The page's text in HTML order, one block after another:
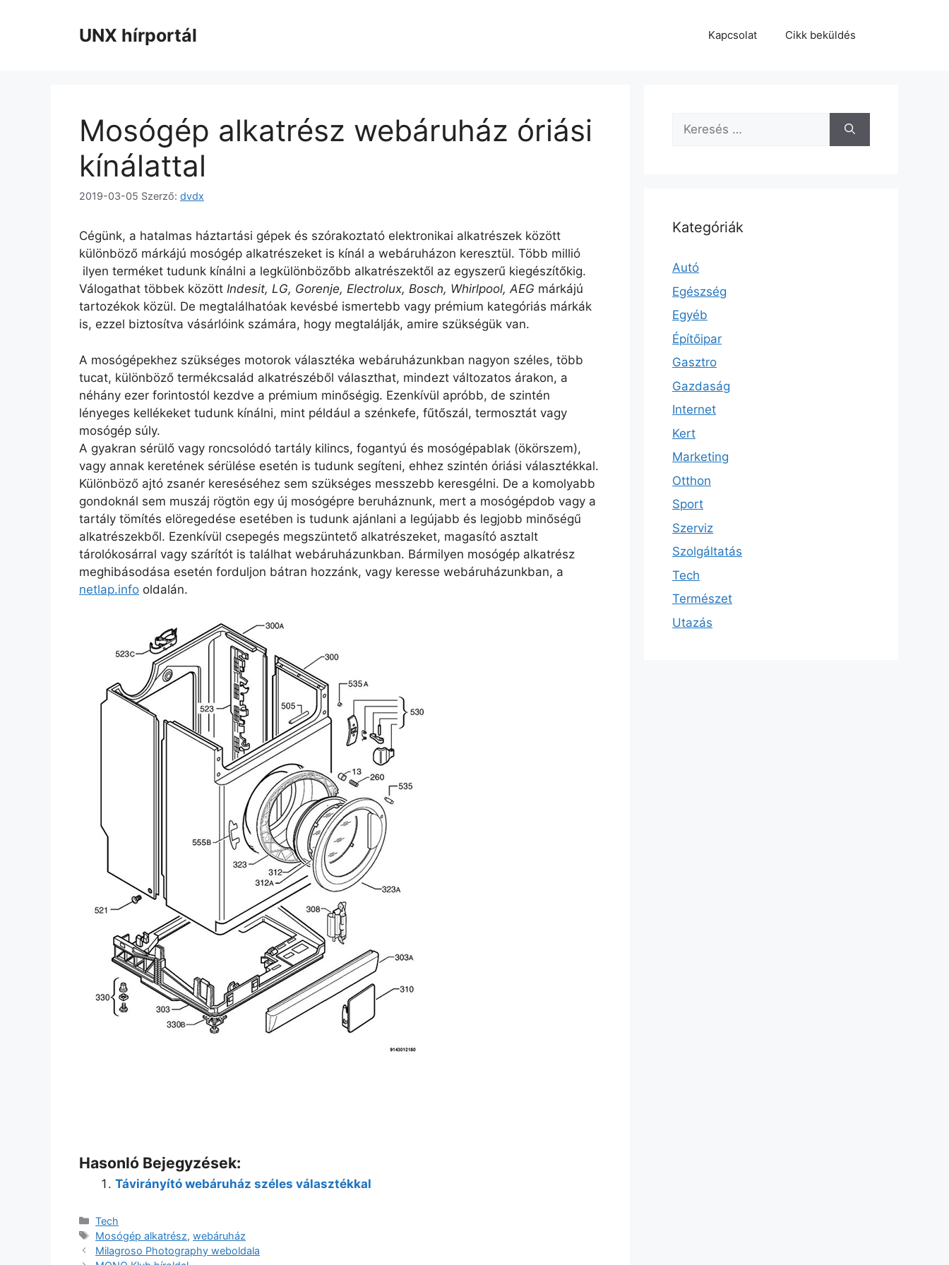
UNX hírportál Kapcsolat Cikk beküldés
Mosógép alkatrész webáruház óriási
kínálattal
2019-03-05 Szerző: dvdx
Cégünk, a hatalmas háztartási gépek és szórakoztató elektronikai alkatrészek között
különböző márkájú mosógép alkatrészeket is kínál a webáruházon keresztül. Több millió
ilyen terméket tudunk kínálni a legkülönbözőbb alkatrészektől az egyszerű kiegészítőkig.
Válogathat többek között Indesit, LG, Gorenje, Electrolux, Bosch, Whirlpool, AEG márkájú
tartozékok közül. De megtalálhatóak kevésbé ismertebb vagy prémium kategóriás márkák
is, ezzel biztosítva vásárlóink számára, hogy megtalálják, amire szükségük van.
A mosógépekhez szükséges motorok választéka webáruházunkban nagyon széles, több
tucat, különböző termékcsalád alkatrészéből választhat, mindezt változatos árakon, a
néhány ezer forintostól kezdve a prémium minőségig. Ezenkívül apróbb, de szintén
lényeges kellékeket tudunk kínálni, mint például a szénkefe, fűtőszál, termosztát vagy
mosógép súly.
A gyakran sérülő vagy roncsolódó tartály kilincs, fogantyú és mosógépablak (ökörszem),
vagy annak keretének sérülése esetén is tudunk segíteni, ehhez szintén óriási választékkal.
Különböző ajtó zsanér kereséséhez sem szükséges messzebb keresgélni. De a komolyabb
gondoknál sem muszáj rögtön egy új mosógépre beruháznunk, mert a mosógépdob vagy a
tartály tömítés elöregedése esetében is tudunk ajánlani a legújabb és legjobb minőségű
alkatrészekből. Ezenkívül csepegés megszüntető alkatrészeket, magasító asztalt
tárolókosárral vagy szárítót is találhat webáruházunkban. Bármilyen mosógép alkatrész
meghibásodása esetén forduljon bátran hozzánk, vagy keresse webáruházunkban, a
netlap.info oldalán.
Hasonló Bejegyzések:
Távirányító webáruház széles választékkal
Kategória
Tech
Címkék
Mosógép alkatrész,webáruház
Milagroso Photography weboldala
Keresés:
Kategóriák
Autó
Egészség
Egyéb
Építőipar
Gasztro
Gazdaság
Internet
Kert
Marketing
Otthon
Sport
Szerviz
Szolgáltatás
Tech
Természet
Utazás